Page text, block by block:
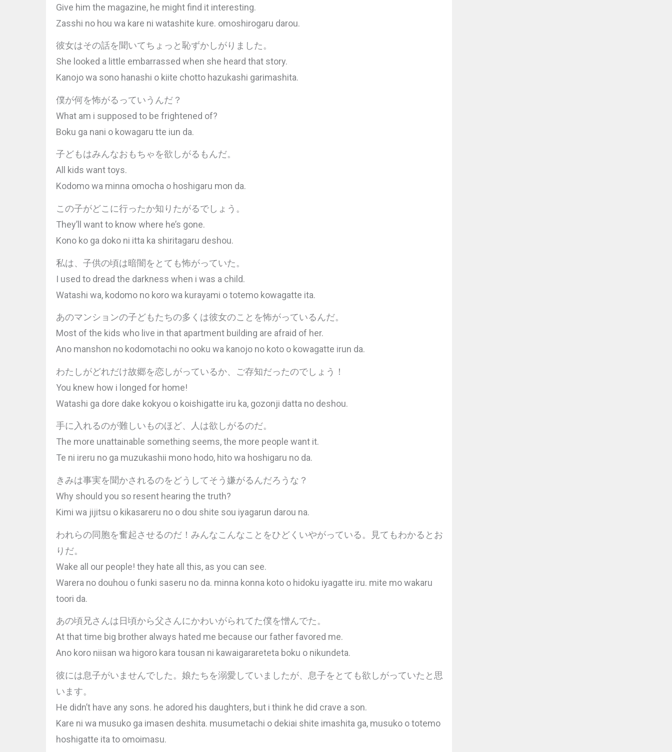
Give him the magazine, he might find it interesting.
Zasshi no hou wa kare ni watashite kure. omoshirogaru darou.
彼女はその話を聞いてちょっと恥ずかしがりました。
She looked a little embarrassed when she heard that story.
Kanojo wa sono hanashi o kiite chotto hazukashi garimashita.
僕が何を怖がるっていうんだ？
What am i supposed to be frightened of?
Boku ga nani o kowagaru tte iun da.
子どもはみんなおもちゃを欲しがるもんだ。
All kids want toys.
Kodomo wa minna omocha o hoshigaru mon da.
この子がどこに行ったか知りたがるでしょう。
They’ll want to know where he’s gone.
Kono ko ga doko ni itta ka shiritagaru deshou.
私は、子供の頃は暗闇をとても怖がっていた。
I used to dread the darkness when i was a child.
Watashi wa, kodomo no koro wa kurayami o totemo kowagatte ita.
あのマンションの子どもたちの多くは彼女のことを怖がっているんだ。
Most of the kids who live in that apartment building are afraid of her.
Ano manshon no kodomotachi no ooku wa kanojo no koto o kowagatte irun da.
わたしがどれだけ故郷を恋しがっているか、ご存知だったのでしょう！
You knew how i longed for home!
Watashi ga dore dake kokyou o koishigatte iru ka, gozonji datta no deshou.
手に入れるのが難しいものほど、人は欲しがるのだ。
The more unattainable something seems, the more people want it.
Te ni ireru no ga muzukashii mono hodo, hito wa hoshigaru no da.
きみは事実を聞かされるのをどうしてそう嫌がるんだろうな？
Why should you so resent hearing the truth?
Kimi wa jijitsu o kikasareru no o dou shite sou iyagarun darou na.
われらの同胞を奮起させるのだ！みんなこんなことをひどくいやがっている。見てもわかるとお
りだ。
Wake all our people! they hate all this, as you can see.
Warera no douhou o funki saseru no da. minna konna koto o hidoku iyagatte iru. mite mo wakaru
toori da.
あの頃兄さんは日頃から父さんにかわいがられてた僕を憎んでた。
At that time big brother always hated me because our father favored me.
Ano koro niisan wa higoro kara tousan ni kawaigarareteta boku o nikundeta.
彼には息子がいませんでした。娘たちを溺愛していましたが、息子をとても欲しがっていたと思
います。
He didn’t have any sons. he adored his daughters, but i think he did crave a son.
Kare ni wa musuko ga imasen deshita. musumetachi o dekiai shite imashita ga, musuko o totemo
hoshigatte ita to omoimasu.